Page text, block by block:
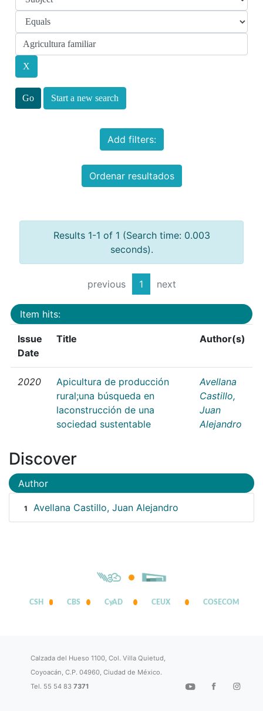
Start a new search
Add filters:
Ordenar resultados
Results 1-1 of 1 (Search time: 0.003
seconds).
previous 1 next
Item hits:
Issue
Date
Title Author(s)
2020
Apicultura de producción
rural;una búsqueda en
laconstrucción de una
sociedad sustentable
Avellana
Castillo,
Juan
Alejandro
Discover
Author
1 Avellana Castillo, Juan Alejandro
CSH CBS CyAD CEUX COSECOM
Calzada del Hueso 1100, Col. Villa Quietud,
Coyoacán, C.P. 04960, Ciudad de México.
Tel. 55 54 837371